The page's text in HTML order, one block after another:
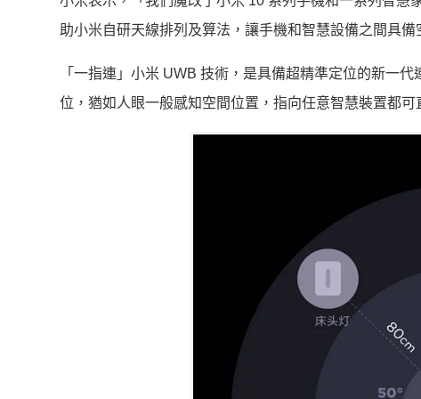
助小米自研天線排列及算法，讓手機和智慧設備之間具備
「一指連」小米 UWB 技術，是具備超精準定位的新一
位，猶如人眼一般感知空間位置，指向任意智慧裝置都